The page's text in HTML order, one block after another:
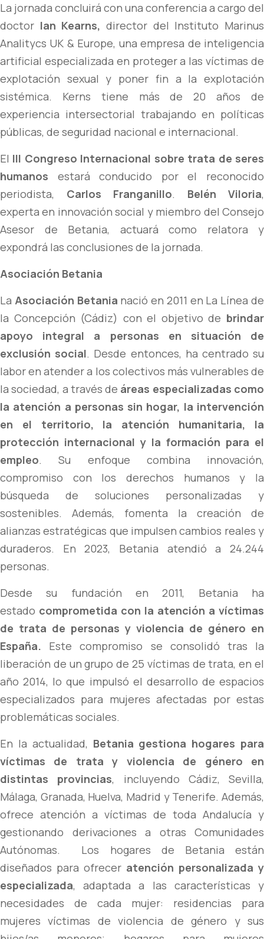
La jornada concluirá con una conferencia a cargo del
doctor Ian Kearns, director del Instituto Marinus
Analitycs UK & Europe, una empresa de inteligencia
artificial especializada en proteger a las víctimas de
explotación sexual y poner fin a la explotación
sistémica. Kerns tiene más de 20 años de
experiencia intersectorial trabajando en políticas
públicas, de seguridad nacional e internacional.
El III Congreso Internacional sobre trata de seres
humanos estará conducido por el reconocido
periodista, Carlos Franganillo. Belén Viloria,
experta en innovación social y miembro del Consejo
Asesor de Betania, actuará como relatora y
expondrá las conclusiones de la jornada.
Asociación Betania
La Asociación Betania nació en 2011 en La Línea de
la Concepción (Cádiz) con el objetivo de brindar
apoyo integral a personas en situación de
exclusión social. Desde entonces, ha centrado su
labor en atender a los colectivos más vulnerables de
la sociedad, a través de áreas especializadas como
la atención a personas sin hogar, la intervención
en el territorio, la atención humanitaria, la
protección internacional y la formación para el
empleo. Su enfoque combina innovación,
compromiso con los derechos humanos y la
búsqueda de soluciones personalizadas y
sostenibles. Además, fomenta la creación de
alianzas estratégicas que impulsen cambios reales y
duraderos. En 2023, Betania atendió a 24.244
personas.
Desde su fundación en 2011, Betania ha
estado comprometida con la atención a víctimas
de trata de personas y violencia de género en
España. Este compromiso se consolidó tras la
liberación de un grupo de 25 víctimas de trata, en el
año 2014, lo que impulsó el desarrollo de espacios
especializados para mujeres afectadas por estas
problemáticas sociales.
En la actualidad, Betania gestiona hogares para
víctimas de trata y violencia de género en
distintas provincias, incluyendo Cádiz, Sevilla,
Málaga, Granada, Huelva, Madrid y Tenerife. Además,
ofrece atención a víctimas de toda Andalucía y
gestionando derivaciones a otras Comunidades
Autónomas. Los hogares de Betania están
diseñados para ofrecer atención personalizada y
especializada, adaptada a las características y
necesidades de cada mujer: residencias para
mujeres víctimas de violencia de género y sus